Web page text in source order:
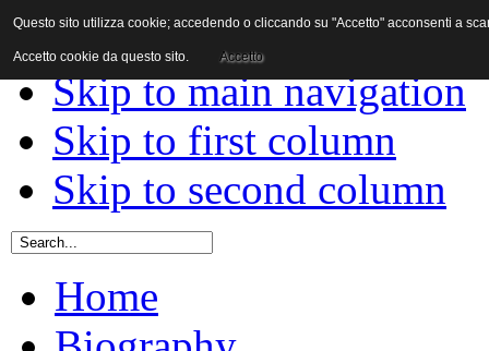
Skip to content
Skip to main navigation
Skip to first column
Skip to second column
Home
Questo sito utilizza cookie; accedendo o cliccando su "Accetto" acconsenti a
Accetto cookie da questo sito. Accetto